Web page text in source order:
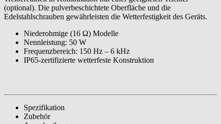
(optional). Die pulverbeschichtete Oberfläche und die
Edelstahlschrauben gewährleisten die Wetterfestigkeit des Geräts.
Niederohmige (16 Ω) Modelle
Nennleistung: 50 W
Frequenzbereich: 150 Hz – 6 kHz
IP65-zertifizierte wetterfeste Konstruktion
Spezifikation
Zubehör